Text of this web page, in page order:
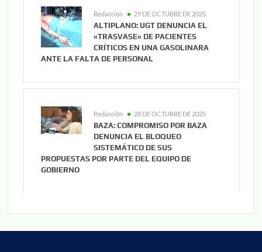
Redacción 29 DE OCTUBRE DE 2025
ALTIPLANO: UGT DENUNCIA EL
«TRASVASE» DE PACIENTES
CRÍTICOS EN UNA GASOLINARA
ANTE LA FALTA DE PERSONAL
Redacción 28 DE OCTUBRE DE 2025
BAZA: COMPROMISO POR BAZA
DENUNCIA EL BLOQUEO
SISTEMÁTICO DE SUS
PROPUESTAS POR PARTE DEL EQUIPO DE
GOBIERNO